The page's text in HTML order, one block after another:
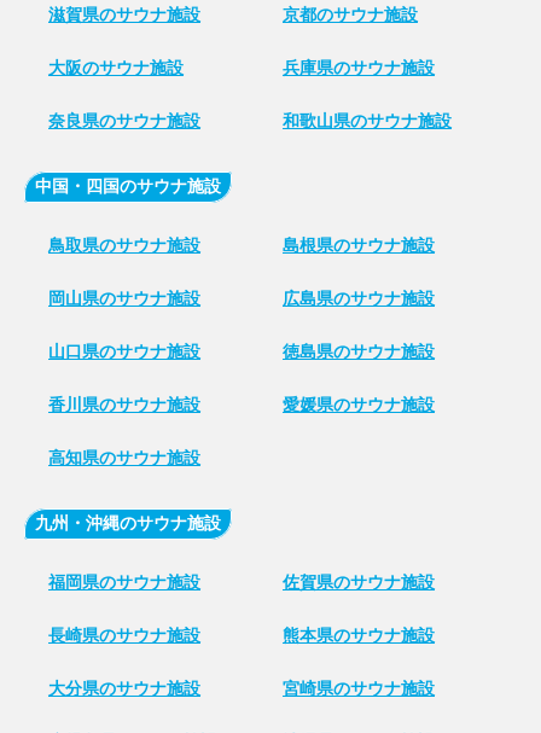
滋賀県のサウナ施設 京都のサウナ施設
大阪のサウナ施設 兵庫県のサウナ施設
奈良県のサウナ施設 和歌山県のサウナ施設
中国・四国のサウナ施設
鳥取県のサウナ施設 島根県のサウナ施設
岡山県のサウナ施設 広島県のサウナ施設
山口県のサウナ施設 徳島県のサウナ施設
香川県のサウナ施設 愛媛県のサウナ施設
高知県のサウナ施設
九州・沖縄のサウナ施設
福岡県のサウナ施設 佐賀県のサウナ施設
長崎県のサウナ施設 熊本県のサウナ施設
大分県のサウナ施設 宮崎県のサウナ施設